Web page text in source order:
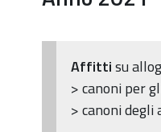
Affittisu
> canoni per
> canoni